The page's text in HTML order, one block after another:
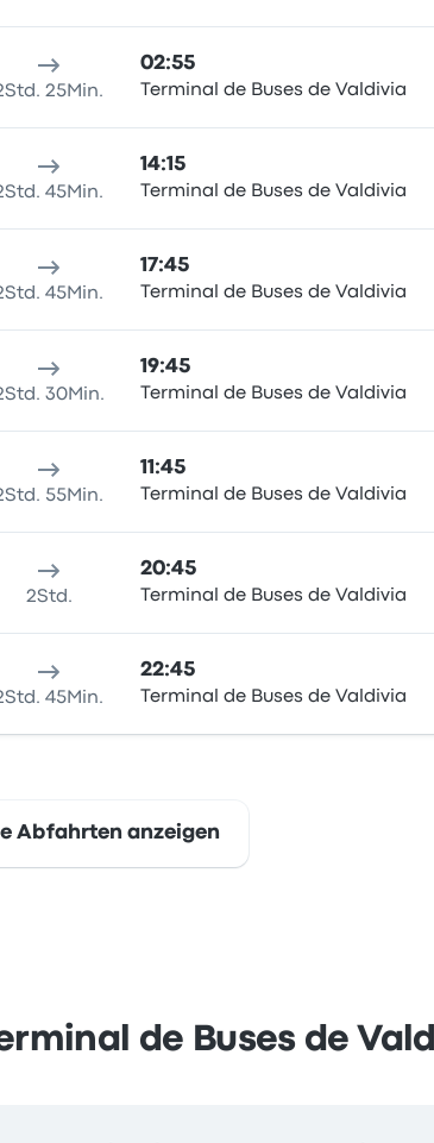
25Min.
02:55
Terminal de Buses de Valdivia
45Min.
14:15
Terminal de Buses de Valdivia
45Min.
17:45
Terminal de Buses de Valdivia
30Min.
19:45
Terminal de Buses de Valdivia
55Min.
11:45
Terminal de Buses de Valdivia
2Std.
20:45
Terminal de Buses de Valdivia
45Min.
22:45
Terminal de Buses de Valdivia
Abfahrten anzeigen
de Buses de